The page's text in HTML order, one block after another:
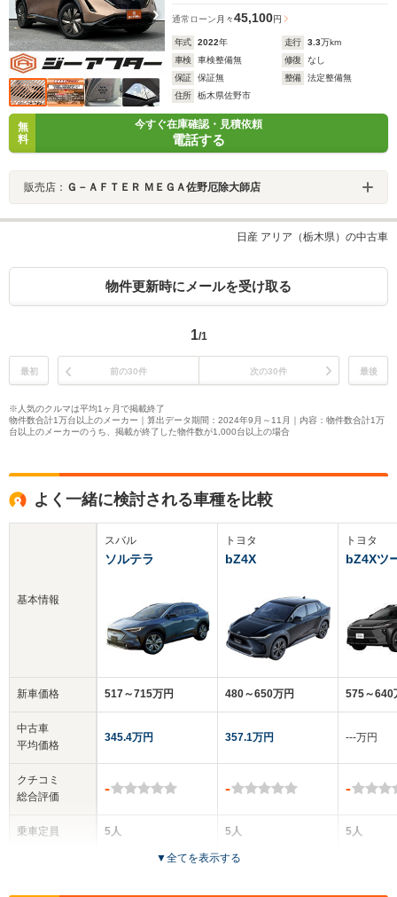
通常ローン 月々45,100円
年式 2022年 走行 3.3万km
車検
車検整備無 修復
なし
保証
保証無 整備
法定整備無
住所
栃木県佐野市
無
料
今すぐ在庫確認・見積依頼
電話する
販売店： Ｇ－ＡＦＴＥＲ ＭＥＧＡ佐野厄除大師店
日産 アリア（栃木県）の中古車
物件更新時にメールを受け取る
1/1
最初 前の30件 次の30件 最後
※人気のクルマは平均1ヶ月で掲載終了
物件数合計1万台以上のメーカー｜算出データ期間：2024年9月～11月｜内容：物件数合計1万
台以上のメーカーのうち、掲載が終了した物件数が1,000台以上の場合
よく一緒に検討される車種を比較
基本情報
新車価格
中古車
平均価格
クチコミ
総合評価
乗車定員
スバル
ソルテラ
517～715万円
345.4万円
-
5人
トヨタ
bZ4X
480～650万円
357.1万円
-
5人
5ドア
トヨタ
bZ4Xツ
575～640
‐‐‐万円
-
5人
▼全てを表示する